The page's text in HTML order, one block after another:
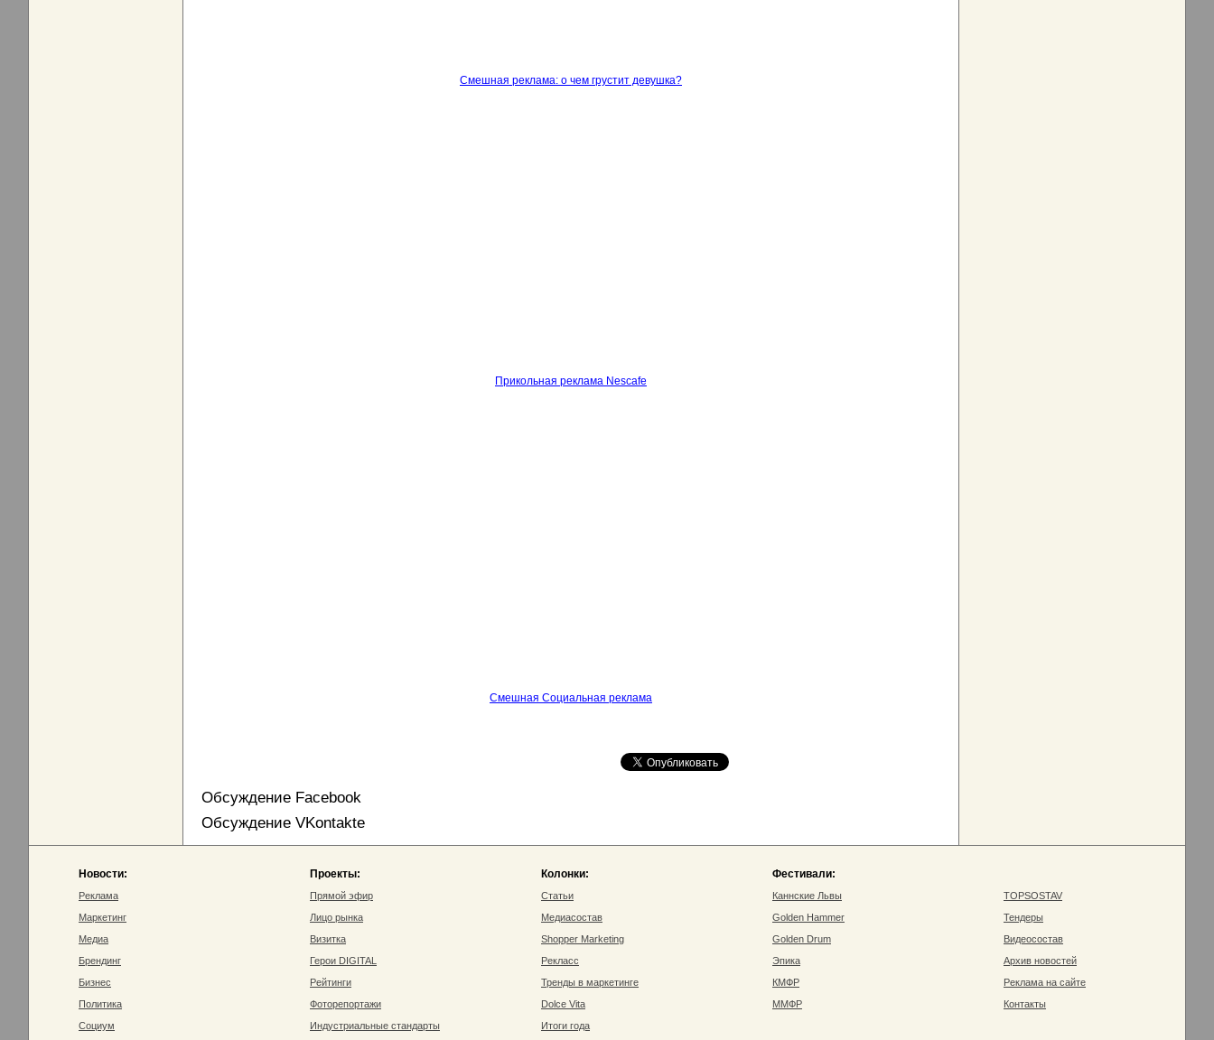
Смешная реклама: о чем грустит девушка?
Прикольная реклама Nescafe
Смешная Социальная реклама
Обсуждение Facebook
Обсуждение VKontakte
Новости:
Реклама
Маркетинг
Медиа
Брендинг
Бизнес
Политика
Социум
Проекты:
Прямой эфир
Лицо рынка
Визитка
Герои DIGITAL
Рейтинги
Фоторепортажи
Индустриальные стандарты
Колонки:
Статьи
Медиасостав
Shopper Marketing
Рекласс
Тренды в маркетинге
Dolce Vita
Итоги года
Фестивали:
Каннские Львы
Golden Hammer
Golden Drum
Эпика
КМФР
ММФР
TOPSOSTAV
Тендеры
Видеосостав
Архив новостей
Реклама на сайте
Контакты